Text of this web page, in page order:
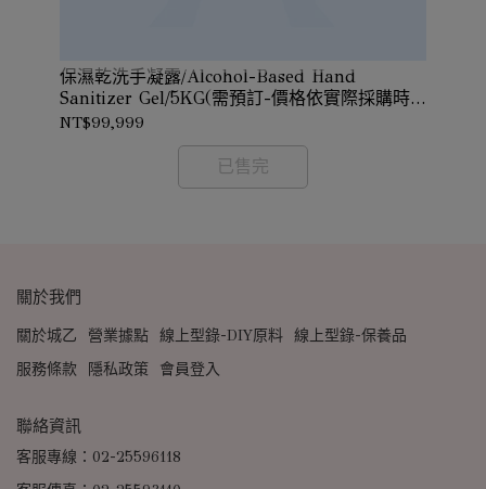
保濕乾洗手凝露/Alcohol-Based Hand
Sanitizer Gel/5KG(需預訂-價格依實際採購時
價確認)
NT$99,999
已售完
關於我們
關於城乙 營業據點 線上型錄-DIY原料 線上型錄-保養品
服務條款
隱私政策 會員登入
聯絡資訊
客服專線：02-25596118